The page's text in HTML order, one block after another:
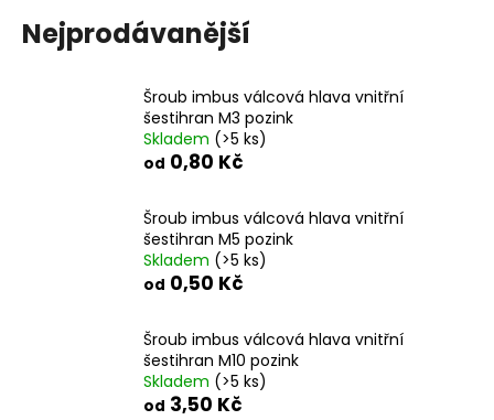
Nejprodávanější
Šroub imbus válcová hlava vnitřní
šestihran M3 pozink
Skladem (>5 ks)
od 0,80 Kč
Šroub imbus válcová hlava vnitřní
šestihran M5 pozink
Skladem (>5 ks)
od 0,50 Kč
Šroub imbus válcová hlava vnitřní
šestihran M10 pozink
Skladem (>5 ks)
od 3,50 Kč
t